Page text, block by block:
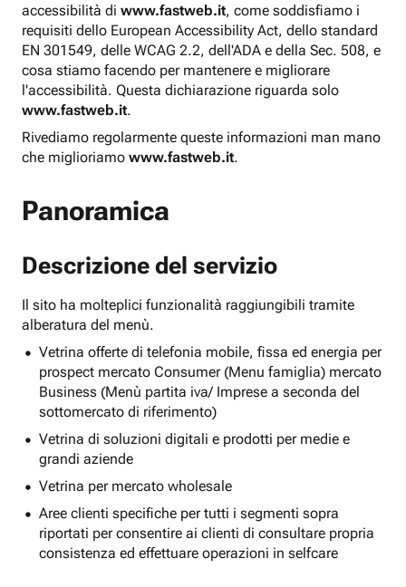
accessibilità di www.fastweb.it, come soddisfiamo i
requisiti dello European Accessibility Act, dello standard
EN 301549, delle WCAG 2.2, dell'ADA e della Sec. 508, e
cosa stiamo facendo per mantenere e migliorare
l'accessibilità. Questa dichiarazione riguarda solo
www.fastweb.it.
Rivediamo regolarmente queste informazioni man mano
che miglioriamo www.fastweb.it.
Panoramica
Descrizione del servizio
Il sito ha molteplici funzionalità raggiungibili tramite
alberatura del menù.
Vetrina offerte di telefonia mobile, fissa ed energia per
prospect mercato Consumer (Menu famiglia) mercato
Business (Menù partita iva/ Imprese a seconda del
sottomercato di riferimento)
Vetrina di soluzioni digitali e prodotti per medie e
grandi aziende
Vetrina per mercato wholesale
Aree clienti specifiche per tutti i segmenti sopra
riportati per consentire ai clienti di consultare propria
consistenza ed effettuare operazioni in selfcare